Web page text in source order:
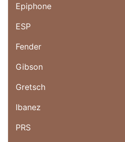
Epiphone
ESP
Fender
Gibson
Gretsch
Ibanez
PRS